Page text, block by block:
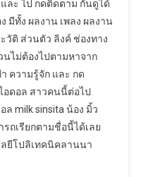
ละ ไป กดติดตาม กันดูได้
มีทั้ง ผลงาน เพลง ผลงาน
วัติ ส่วนตัว ลิงค์ ช่องทาง
ไม่ต้องไปตามหาจาก
ความรู้จัก และ กด
อดอล สาวคนนี้ต่อไป
ล milk sinsita น้อง มิ้ว
ถเรียกตามชื่อนี้ได้เลย
ลยีโปลิเทคนิคลานนา